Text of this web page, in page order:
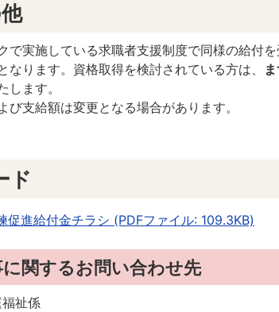
で実施している求職者支援制度で同様の給付
なります。資格取得を検討されている方は、
します。
び支給額は変更となる場合があります。
ド
促進給付金チラシ (PDFファイル: 109.3KB)
関するお問い合わせ先
祉係